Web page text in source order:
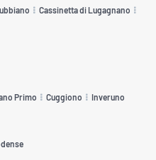
Cassinetta di Lugagnano
Primo Cuggiono Inveruno